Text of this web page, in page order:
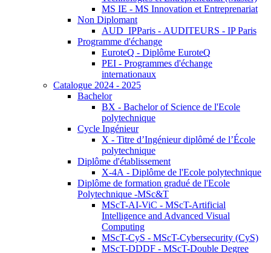
MS IE - MS Innovation et Entreprenariat
Non Diplomant
AUD_IPParis - AUDITEURS - IP Paris
Programme d'échange
EuroteQ - Diplôme EuroteQ
PEI - Programmes d'échange
internationaux
Catalogue 2024 - 2025
Bachelor
BX - Bachelor of Science de l'Ecole
polytechnique
Cycle Ingénieur
X - Titre d’Ingénieur diplômé de l’École
polytechnique
Diplôme d'établissement
X-4A - Diplôme de l'Ecole polytechnique
Diplôme de formation gradué de l'Ecole
Polytechnique -MSc&T
MScT-AI-ViC - MScT-Artificial
Intelligence and Advanced Visual
Computing
MScT-CyS - MScT-Cybersecurity (CyS)
MScT-DDDF - MScT-Double Degree